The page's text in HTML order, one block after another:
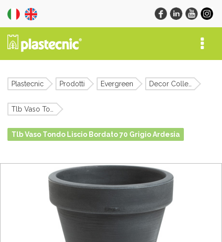
Plastecnic Prodotti Evergreen
Tlb Vaso Tondo Liscio Bordato 70 Grigio Ardesia